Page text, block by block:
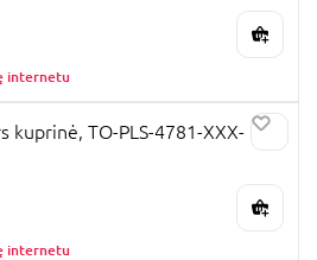
internetu
kuprinė, TO-PLS-4781-XXX-
internetu